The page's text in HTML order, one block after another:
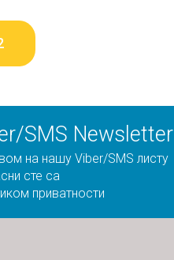
SMS Newsletter
на нашу Viber/SMS листу
сте са
приватности